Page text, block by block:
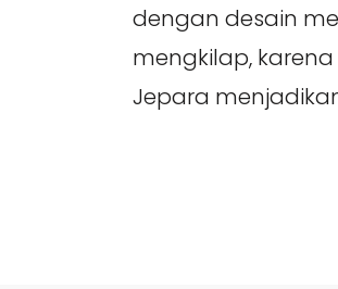
dengan desain
mengkilap,
Jepara